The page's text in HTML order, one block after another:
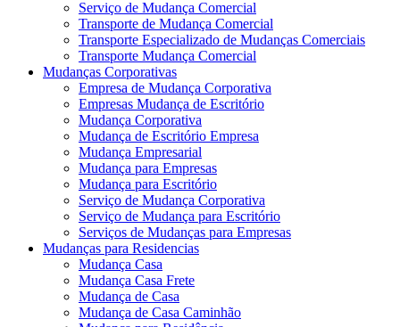
Serviço de Mudança Comercial
Transporte de Mudança Comercial
Transporte Especializado de Mudanças Comerciais
Transporte Mudança Comercial
Mudanças Corporativas
Empresa de Mudança Corporativa
Empresas Mudança de Escritório
Mudança Corporativa
Mudança de Escritório Empresa
Mudança Empresarial
Mudança para Empresas
Mudança para Escritório
Serviço de Mudança Corporativa
Serviço de Mudança para Escritório
Serviços de Mudanças para Empresas
Mudanças para Residencias
Mudança Casa
Mudança Casa Frete
Mudança de Casa
Mudança de Casa Caminhão